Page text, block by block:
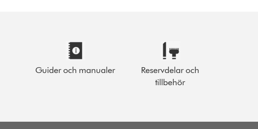
Guider och manualer
Reservdelar och
tillbehör